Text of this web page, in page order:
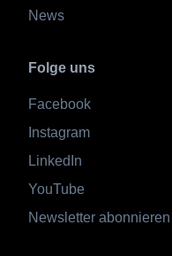
News
Folge uns
Facebook
Instagram
LinkedIn
YouTube
Newsletter abonnieren